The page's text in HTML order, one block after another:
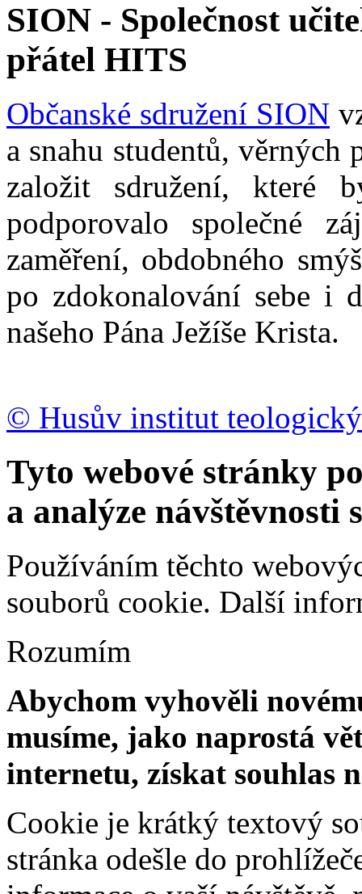
SION - Společnost
přátel HITS
Občanské sdružení SION
a snahu studentů, věrných
založit sdružení, které
podporovalo společné
zaměření, obdobného
po zdokonalování sebe i
našeho Pána Ježíše Krista.
© Husův institut
Tyto webové stránky
a analýze návštěvnosti
Používáním těchto
souborů cookie. Další
Rozumím
Abychom vyhověli
musíme, jako naprostá
internetu, získat souhlas
Cookie je krátký textový
stránka odešle do